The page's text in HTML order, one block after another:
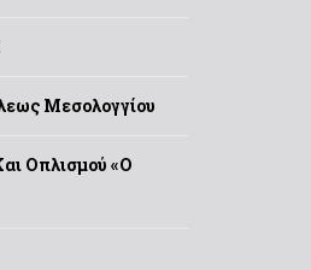
Μεσολογγίου
Οπλισμού «Ο